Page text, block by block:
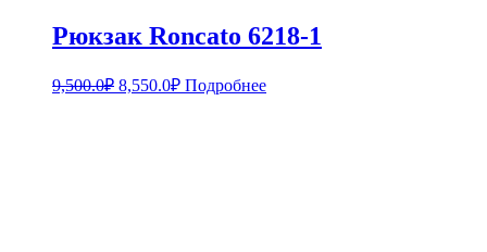
Рюкзак Roncato 6218-1
9,500.0₽ 8,550.0₽ Подробнее